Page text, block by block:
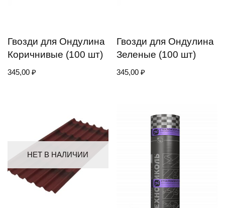
Гвозди для Ондулина
Коричнивые (100 шт)
345,00 ₽
Гвозди для Ондулина
Зеленые (100 шт)
345,00₽
НЕТ В НАЛИЧИИ